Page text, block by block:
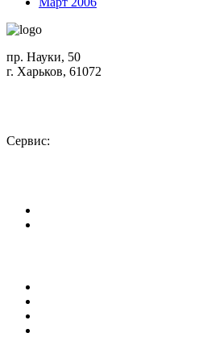
пр. Науки, 50
г. Харьков, 61072
Сервис: